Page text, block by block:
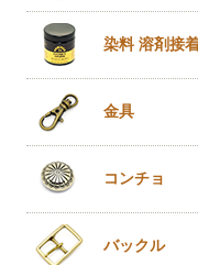
染料 溶剤接
金具
コンチョ
バックル